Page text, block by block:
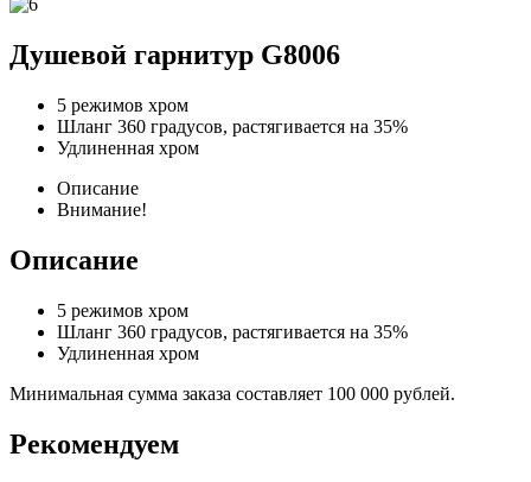
Душевой гарнитур G8006
5 режимов хром
Шланг 360 градусов, растягивается на 35%
Удлиненная хром
Описание
Внимание!
Описание
5 режимов хром
Шланг 360 градусов, растягивается на 35%
Удлиненная хром
Минимальная сумма заказа составляет 100 000 рублей.
Рекомендуем